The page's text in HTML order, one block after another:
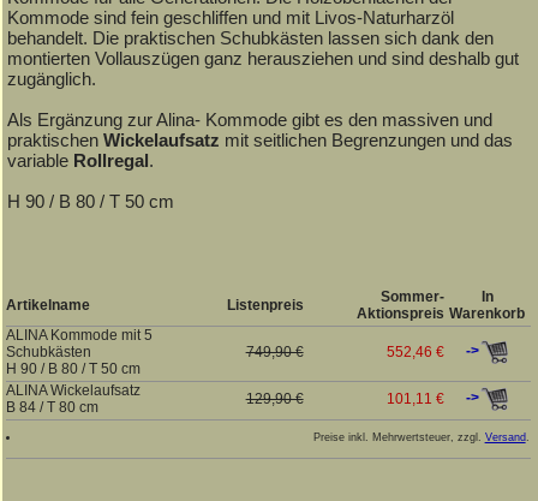
Kommode sind fein geschliffen und mit Livos-Naturharzöl
behandelt. Die praktischen Schubkästen lassen sich dank den
montierten Vollauszügen ganz herausziehen und sind deshalb gut
zugänglich.
Als Ergänzung zur Alina- Kommode gibt es den massiven und
praktischen Wickelaufsatz mit seitlichen Begrenzungen und das
variable Rollregal.
H 90 / B 80 / T 50 cm
Artikelname Listenpreis
Sommer-
Aktionspreis
In
Warenkorb
ALINA Kommode mit 5
Schubkästen
H 90 / B 80 / T 50 cm
749,90 € 552,46 € ->
ALINA Wickelaufsatz
B 84 / T 80 cm
129,90 € 101,11 € ->
Preise inkl. Mehrwertsteuer, zzgl. Versand